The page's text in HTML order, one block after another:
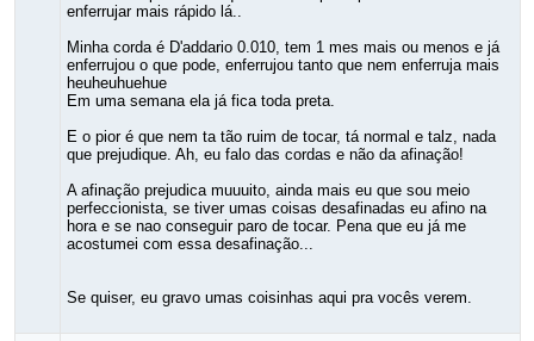
enferrujar mais rápido lá..
Minha corda é D'addario 0.010, tem 1 mes mais ou menos e já
enferrujou o que pode, enferrujou tanto que nem enferruja mais
heuheuhuehue
Em uma semana ela já fica toda preta.
E o pior é que nem ta tão ruim de tocar, tá normal e talz, nada
que prejudique. Ah, eu falo das cordas e não da afinação!
A afinação prejudica muuuito, ainda mais eu que sou meio
perfeccionista, se tiver umas coisas desafinadas eu afino na
hora e se nao conseguir paro de tocar. Pena que eu já me
acostumei com essa desafinação...
Se quiser, eu gravo umas coisinhas aqui pra vocês verem.